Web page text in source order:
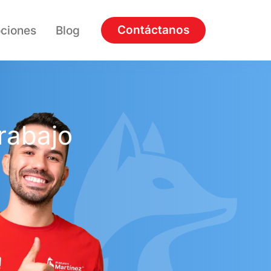
Blog Contáctanos